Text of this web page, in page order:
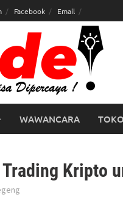
Facebook Email
WAWANCARA
Kripto